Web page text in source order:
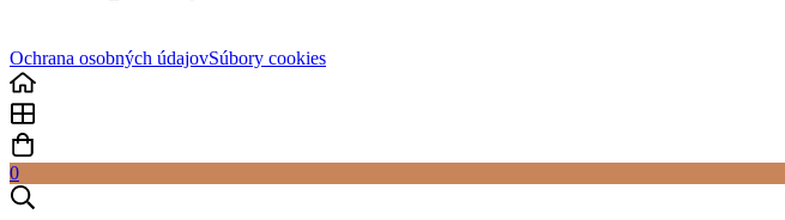
Ochrana osobných údajovSúbory cookies
0